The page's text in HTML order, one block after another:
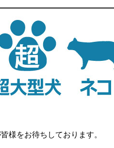
様をお待ちしております。